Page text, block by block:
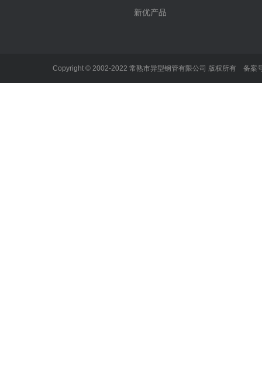
新优产品
Copyright © 2002-2022 常熟市异型钢管有限公司 版权所有 备案